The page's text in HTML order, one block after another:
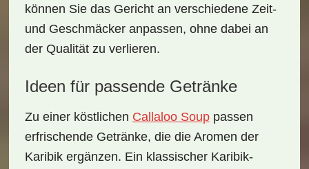
können Sie das Gericht an verschiedene Zeit-
und Geschmäcker anpassen, ohne dabei an
der Qualität zu verlieren.
Ideen für passende Getränke
Zu einer köstlichen Callaloo Souppassen
erfrischende Getränke, die die Aromen der
Karibik ergänzen. Ein klassischer Karibik-